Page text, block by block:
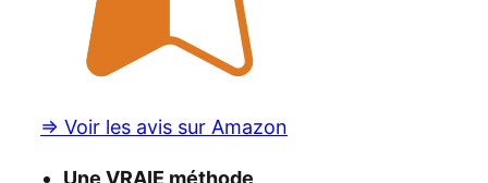
=> Voir les avis sur Amazon
Une VRAIE méthode